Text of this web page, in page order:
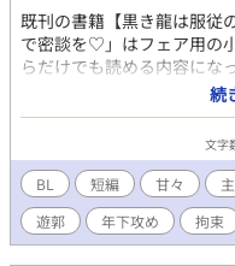
既刊の書籍【黒き龍は服従
で密談を♡」はフェア用の
らだけでも読める内容にな
籍も読んでやっていただけ
書籍ページへのリンクがあ
書いた小説を漁っていた
が、少し癖のあるお話なの
します♪
続
文字
BL 短編 甘々
遊郭
年下攻め 拘束